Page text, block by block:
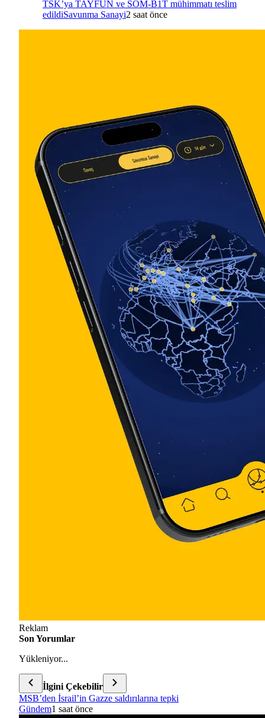
TSK’ya TAYFUN ve SOM-B1T mühimmatı teslim
edildiSavunma Sanayi2 saat önce
Reklam
Son Yorumlar
Yükleniyor...
İlgini Çekebilir
MSB’den İsrail’in Gazze saldırılarına tepki
Gündem1 saat önce